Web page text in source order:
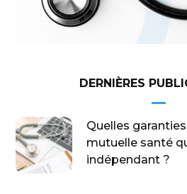
DERNIÈRES
Quelles
mutuelle santé
indépendant ?